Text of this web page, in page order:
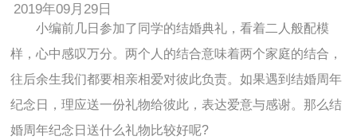
2019年09月29日
小编前几日参加了同学的结婚典礼，看着二人般配模
样，心中感叹万分。两个人的结合意味着两个家庭的结合，
往后余生我们都要相亲相爱对彼此负责。如果遇到结婚周年
纪念日，理应送一份礼物给彼此，表达爱意与感谢。那么结
婚周年纪念日送什么礼物比较好呢?